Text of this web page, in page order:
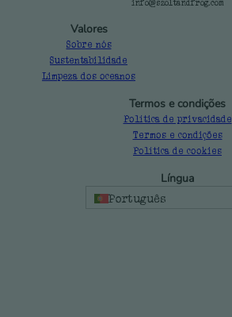
info@szoltandfrog.com
Valores
Sobre nós
Sustentabilidade
Limpeza dos oceanos
Termos e condições
Política de privacidade
Termos e condições
Política de cookies
Língua
Português